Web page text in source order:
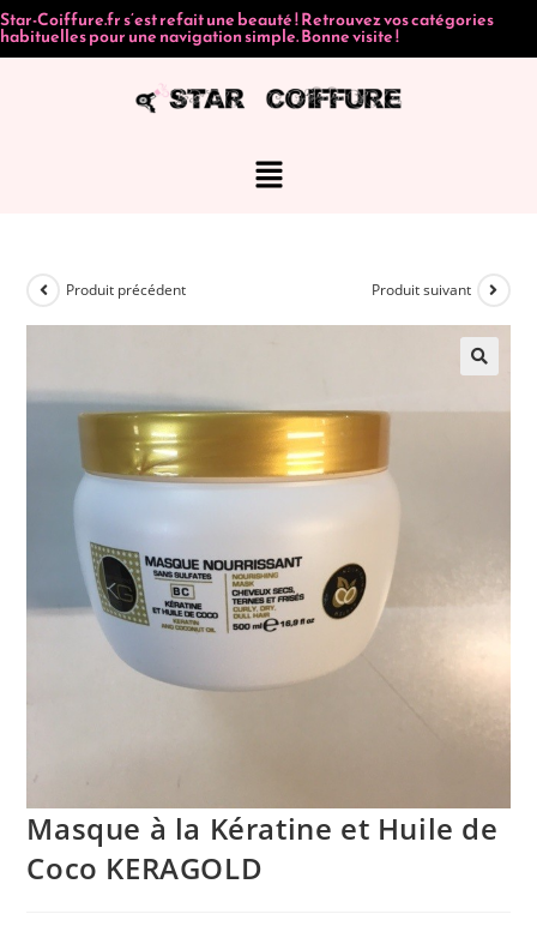
Star-Coiffure.fr s’est refait une beauté ! Retrouvez vos catégories
habituelles pour une navigation simple. Bonne visite !
Produit précédent Produit suivant
Masque à la Kératine et Huile de
Coco KERAGOLD